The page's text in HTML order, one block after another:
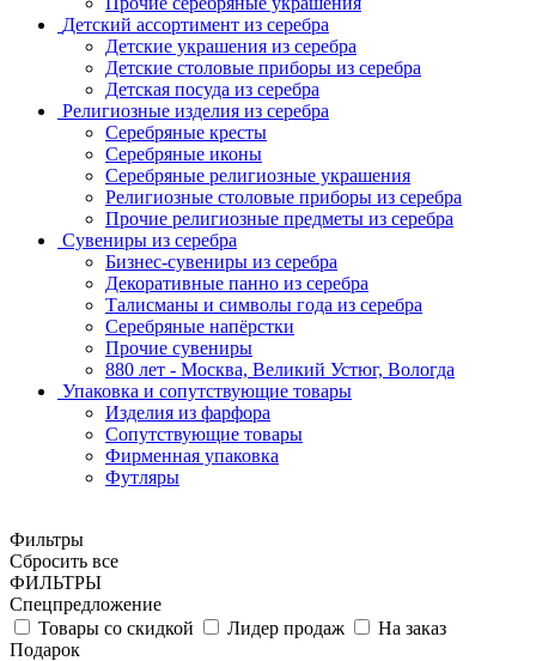
Детский ассортимент из серебра
Детские украшения из серебра
Детские столовые приборы из серебра
Детская посуда из серебра
Религиозные изделия из серебра
Серебряные кресты
Серебряные иконы
Серебряные религиозные украшения
Религиозные столовые приборы из серебра
Прочие религиозные предметы из серебра
Сувениры из серебра
Бизнес-сувениры из серебра
Декоративные панно из серебра
Талисманы и символы года из серебра
Серебряные напёрстки
Прочие сувениры
880 лет - Москва, Великий Устюг, Вологда
Упаковка и сопутствующие товары
Изделия из фарфора
Сопутствующие товары
Фирменная упаковка
Футляры
Фильтры
Сбросить все
ФИЛЬТРЫ
Спецпредложение
Товары со скидкой
Лидер продаж
На заказ
Подарок